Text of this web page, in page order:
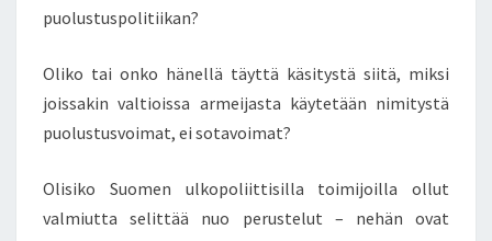
T
I
M
T
T
puolustuspolitiikan?
Oliko tai onko hänellä täyttä käsitystä siitä, miksi
joissakin valtioissa armeijasta käytetään nimitystä
puolustusvoimat, ei sotavoimat?
Olisiko Suomen ulkopoliittisilla toimijoilla ollut
valmiutta selittää nuo perustelut – nehän ovat